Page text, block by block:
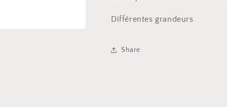
Différentes grandeurs
Share